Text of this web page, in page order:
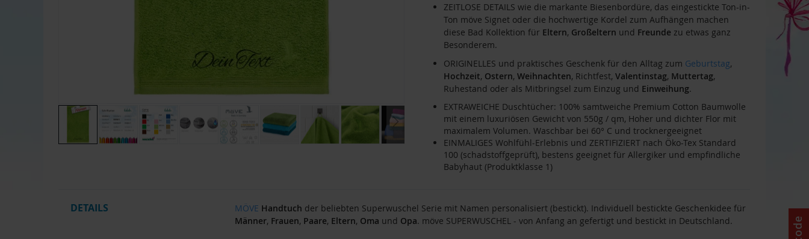
ZEITLOSE DETAILS wie die markante Biesenbordüre, das eingestickte Ton-in-
Ton möve Signet oder die hochwertige Kordel zum Aufhängen machen
diese Bad Kollektion für Eltern, Großeltern und Freunde zu etwas ganz
Besonderem.
ORIGINELLES und praktisches Geschenk für den Alltag zum Geburtstag,
Hochzeit, Ostern, Weihnachten, Richtfest, Valentinstag, Muttertag,
Ruhestand oder als Mitbringsel zum Einzug und Einweihung.
EXTRAWEICHE Duschtücher: 100% samtweiche Premium Cotton Baumwolle
mit einem luxuriösen Gewicht von 550g / qm, Hoher und dichter Flor mit
maximalem Volumen. Waschbar bei 60° C und trocknergeeignet
EINMALIGES Wohlfühl-Erlebnis und ZERTIFIZIERT nach Öko-Tex Standard
100 (schadstoffgeprüft), bestens geeignet für Allergiker und empfindliche
Babyhaut (Produktklasse 1)
DETAILS MÖVE Handtuch der beliebten Superwuschel Serie mit Namen personalisiert (bestickt). Individuell bestickte Geschenkidee für
Männer, Frauen, Paare, Eltern, Oma und Opa. möve SUPERWUSCHEL - von Anfang an gefertigt und bestickt in Deutschland.